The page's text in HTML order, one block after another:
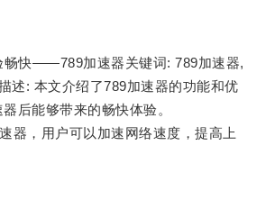
快——789加速器关键词: 789加速器,
述: 本文介绍了789加速器的功能和优
后能够带来的畅快体验。
，用户可以加速网络速度，提高上